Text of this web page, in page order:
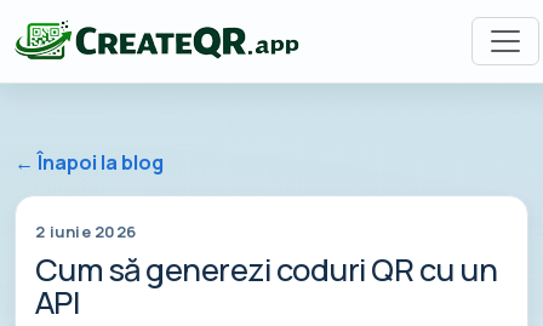
← Înapoi la blog
2 iunie 2026
Cum să generezi coduri QR cu un
API